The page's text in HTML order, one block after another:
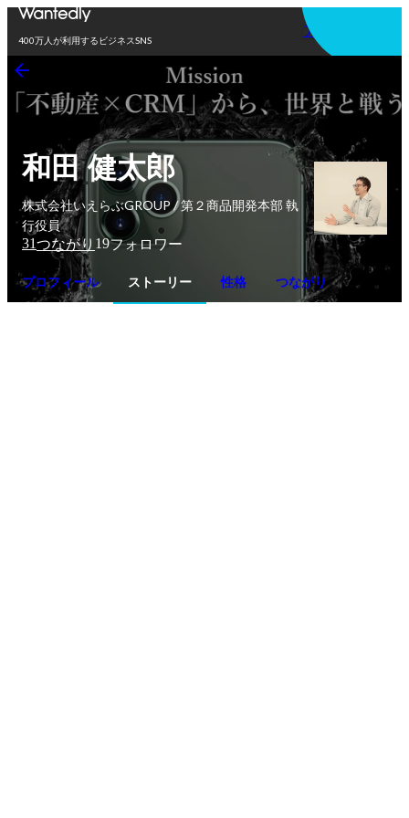
400万人が利用するビジネスSNS
アプリを使う
和田 健太郎
株式会社いえらぶGROUP / 第２商品開発本部 執
行役員
31つながり 19フォロワー
プロフィール ストーリー 性格 つながり